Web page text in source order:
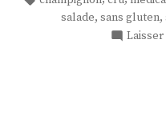
à
salade, sans gluten,